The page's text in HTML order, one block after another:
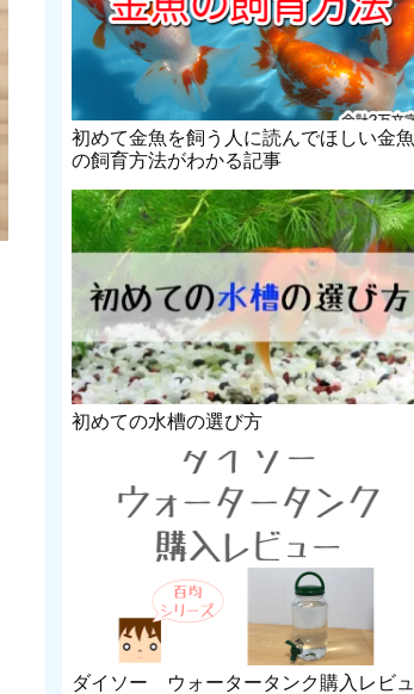
初めて金魚を飼う人に読んでほしい金魚
の飼育方法がわかる記事
初めての水槽の選び方
ダイソー ウォータータンク購入レビュ